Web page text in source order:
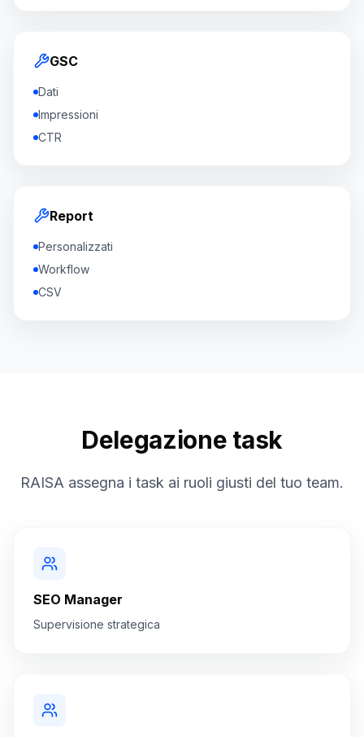
GSC
Dati
Impressioni
CTR
Report
Personalizzati
Workflow
CSV
Delegazione task
RAISA assegna i task ai ruoli giusti del tuo team.
SEO Manager
Supervisione strategica